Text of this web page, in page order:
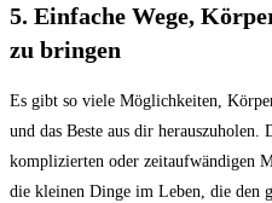
5. Einfache‌ Wege,
⁢zu bringen
Es gibt so ​viele⁢ Möglichkeiten,⁤
und das Beste aus ⁢dir herauszuholen.
komplizierten oder⁢ zeitaufwändigen
‍die⁣ kleinen Dinge im Leben, die ⁤den⁣